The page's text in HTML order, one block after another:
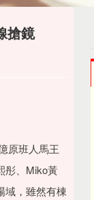
搶鏡
原班人馬王
彤、Miko黃
域，雖然有棟